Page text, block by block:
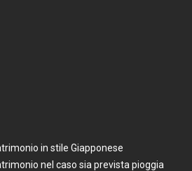
in stile Giapponese
nel caso sia prevista pioggia